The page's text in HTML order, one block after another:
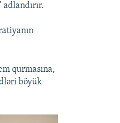
qurmasına,
böyük